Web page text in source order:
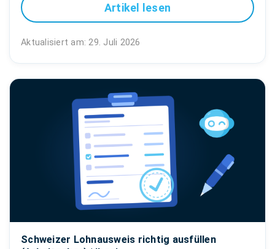
Artikel lesen
Aktualisiert am: 29. Juli 2026
Schweizer Lohnausweis richtig ausfüllen